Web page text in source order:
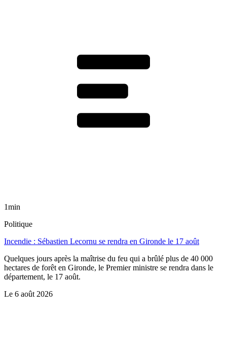
1min
Politique
Incendie : Sébastien Lecornu se rendra en Gironde le 17 août
Quelques jours après la maîtrise du feu qui a brûlé plus de 40 000
hectares de forêt en Gironde, le Premier ministre se rendra dans le
département, le 17 août.
Le 6 août 2026